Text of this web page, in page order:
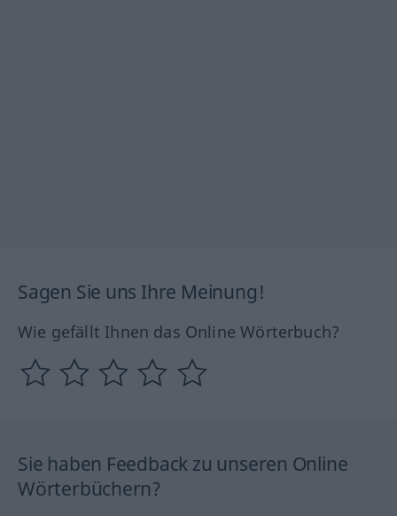
Sagen Sie uns Ihre Meinung!
Wie gefällt Ihnen das Online Wörterbuch?
Sie haben Feedback zu unseren Online
Wörterbüchern?